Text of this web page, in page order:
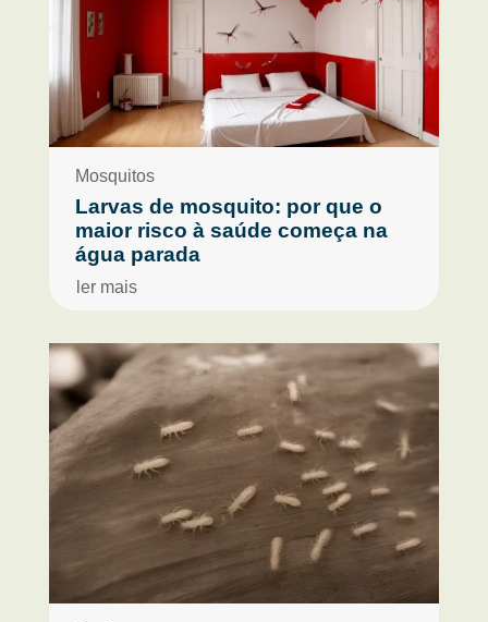
Larvas de mosquito: por que o
maior risco à saúde começa na
água parada
Mosquitos
ler mais